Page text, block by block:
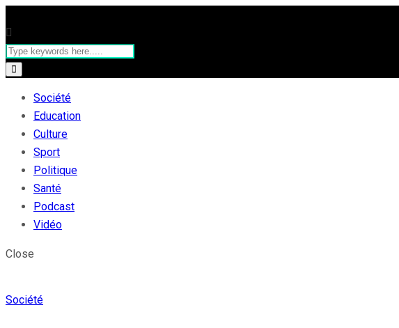
Société
Education
Culture
Sport
Politique
Santé
Podcast
Vidéo
Close
Société